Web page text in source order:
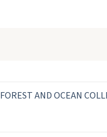
FOREST AND OCEAN